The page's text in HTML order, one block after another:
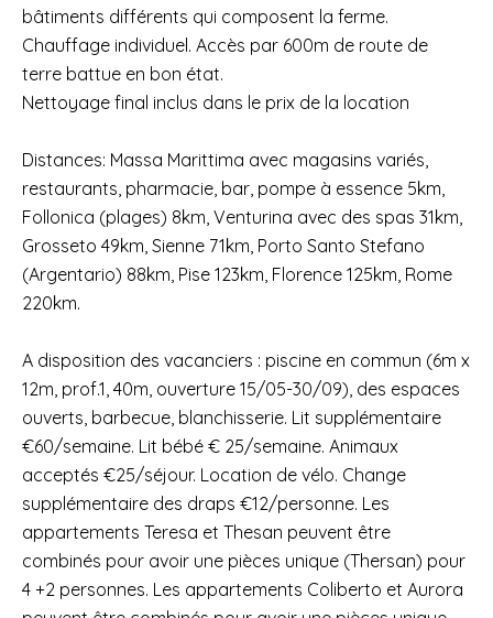
bâtiments différents qui composent la ferme.
Chauffage individuel. Accès par 600m de route de
terre battue en bon état.
Nettoyage final inclus dans le prix de la location
Distances: Massa Marittima avec magasins variés,
restaurants, pharmacie, bar, pompe à essence 5km,
Follonica (plages) 8km, Venturina avec des spas 31km,
Grosseto 49km, Sienne 71km, Porto Santo Stefano
(Argentario) 88km, Pise 123km, Florence 125km, Rome
220km.
A disposition des vacanciers : piscine en commun (6m x
12m, prof.1, 40m, ouverture 15/05-30/09), des espaces
ouverts, barbecue, blanchisserie. Lit supplémentaire
€60/semaine. Lit bébé € 25/semaine. Animaux
acceptés €25/séjour. Location de vélo. Change
supplémentaire des draps €12/personne. Les
appartements Teresa et Thesan peuvent être
combinés pour avoir une pièces unique (Thersan) pour
4 +2 personnes. Les appartements Coliberto et Aurora